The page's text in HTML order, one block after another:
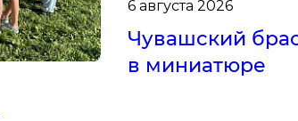
6 августа 2026
Чувашский
в миниатюре